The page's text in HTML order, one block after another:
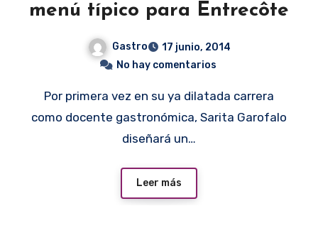
menú típico para Entrecôte
Gastro
17 junio, 2014
No hay comentarios
Por primera vez en su ya dilatada carrera
como docente gastronómica, Sarita Garofalo
diseñará un…
Leer más